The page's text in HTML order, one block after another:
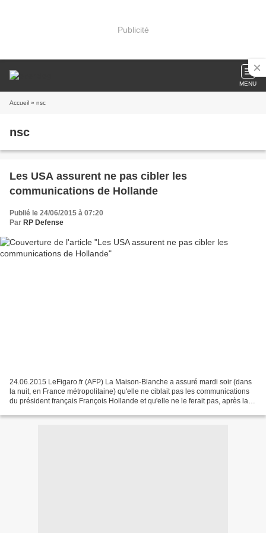
Publicité
MENU
Accueil » nsc
nsc
Les USA assurent ne pas cibler les
communications de Hollande
Publié le 24/06/2015 à 07:20
Par RP Defense
24.06.2015 LeFigaro.fr (AFP) La Maison-Blanche a assuré mardi soir (dans
la nuit, en France métropolitaine) qu'elle ne ciblait pas les communications
du président français François Hollande et qu'elle ne le ferait pas, après la